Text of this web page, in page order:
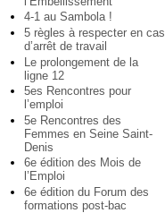
4-1 au Sambola !
5 règles à respecter en cas
d’arrêt de travail
Le prolongement de la
ligne 12
5es Rencontres pour
l’emploi
5e Rencontres des
Femmes en Seine Saint-
Denis
6e édition des Mois de
l’Emploi
6e édition du Forum des
formations post-bac